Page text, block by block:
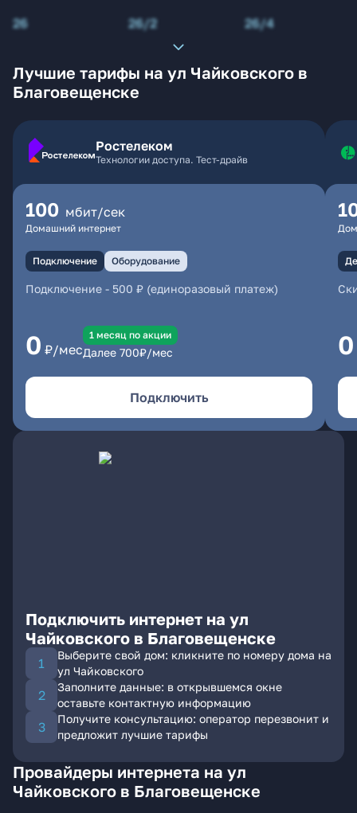
26
26/2 26/4
Лучшие тарифы на ул Чайковского в
Благовещенске
Ростелеком
Технологии доступа. Тест-драйв
100 мбит/сек
Домашний интернет
Подключение Оборудование
Подключение - 500 ₽ (единоразовый платеж)
0 ₽/мес
1 месяц по акции
Далее 700₽/мес
Подключить
0
Подключить интернет на ул
Чайковского в Благовещенске
Выберите свой дом: кликните по номеру дома на
ул Чайковского
Заполните данные: в открывшемся окне
оставьте контактную информацию
Получите консультацию: оператор перезвонит и
предложит лучшие тарифы
Провайдеры интернета на ул
Чайковского в Благовещенске